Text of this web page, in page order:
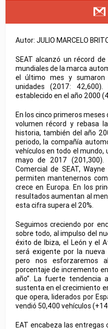
Autor: JULIO MARCELO
SEAT alcanzó un récord
mundiales de la marca
el último mes y
unidades (2017:
establecido en el año 2000
En los cinco primeros
volumen récord y rebasa
historia, también del año
periodo, la compañía
vehículos en todo el mundo,
mayo de 2017 (201,300).
Comercial de SEAT,
permiten mantenernos
crece en Europa. En los
resultados aumentan al
esta cifra supera el 20%.
Seguimos creciendo por
sobre todo, al impulso del
éxito de Ibiza, el León y el
será exigente por la nueva
pero nos esforzaremos
porcentaje de incremento
año”. La fuerte tendencia
sustenta en el crecimiento
que opera, liderados por
vendió 50,400 vehículos
EAT encabeza las